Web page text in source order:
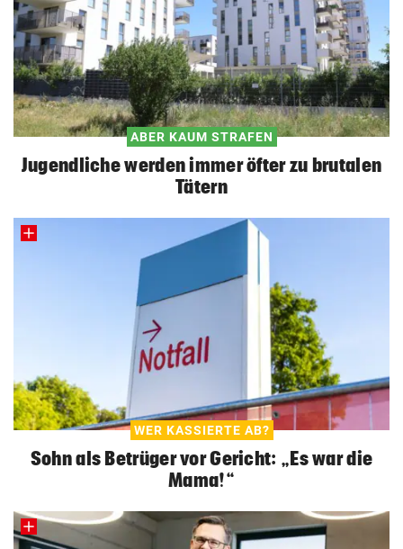
ABER KAUM STRAFEN
Jugendliche werden immer öfter zu brutalen
Tätern
WER KASSIERTE AB?
Sohn als Betrüger vor Gericht: „Es war die
Mama!“